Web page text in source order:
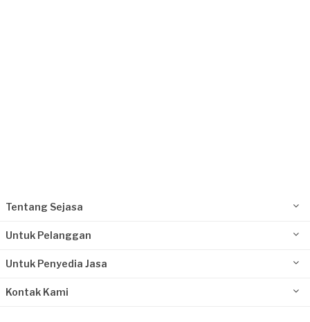
Tentang Sejasa
Untuk Pelanggan
Untuk Penyedia Jasa
Kontak Kami